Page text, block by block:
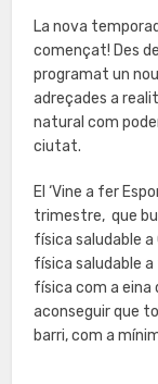
La nova
començat! Des
programat un
adreçades a
natural com
ciutat.
El ‘Vine a fer
trimestre, que
física saludable
física saludable
física com a eina
aconseguir que
barri, com a